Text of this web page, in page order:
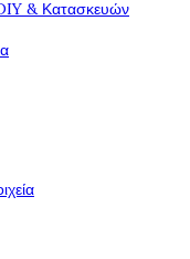
DIY & Κατασκευών